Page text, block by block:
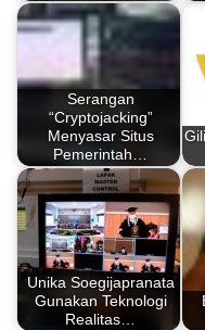
Serangan
“Cryptojacking”
Menyasar Situs
Pemerintah…
Unika Soegijapranata
Gunakan Teknologi
Realitas…